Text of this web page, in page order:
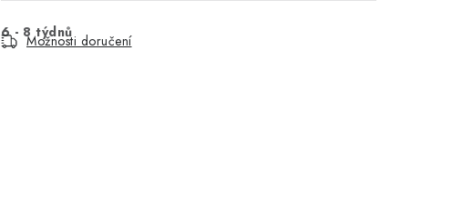
6 - 8 týdnů
Možnosti doručení